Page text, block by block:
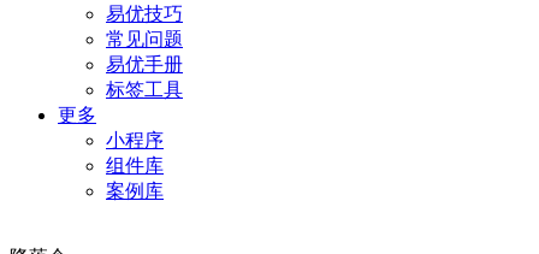
易优技巧
常见问题
易优手册
标签工具
更多
小程序
组件库
案例库